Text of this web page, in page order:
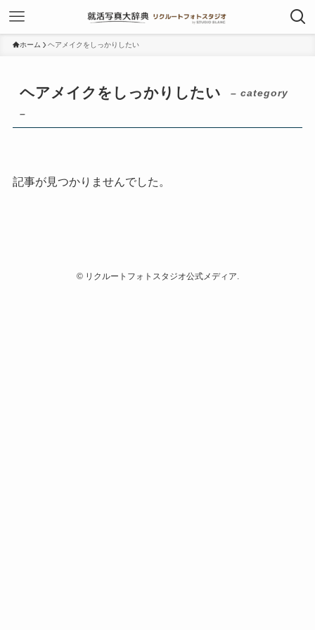
ホーム ヘアメイクをしっかりしたい
ヘアメイクをしっかりしたい
– category
–
記事が見つかりませんでした。
©リクルートフォトスタジオ公式メディア.